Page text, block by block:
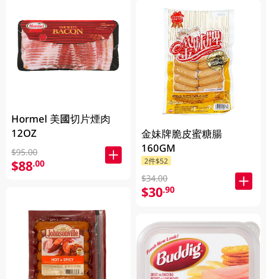
Hormel 美國切片煙肉
12OZ
$95.00
$88.00
金妹牌脆皮蜜糖腸
160GM
2件$52
$34.00
$30.90